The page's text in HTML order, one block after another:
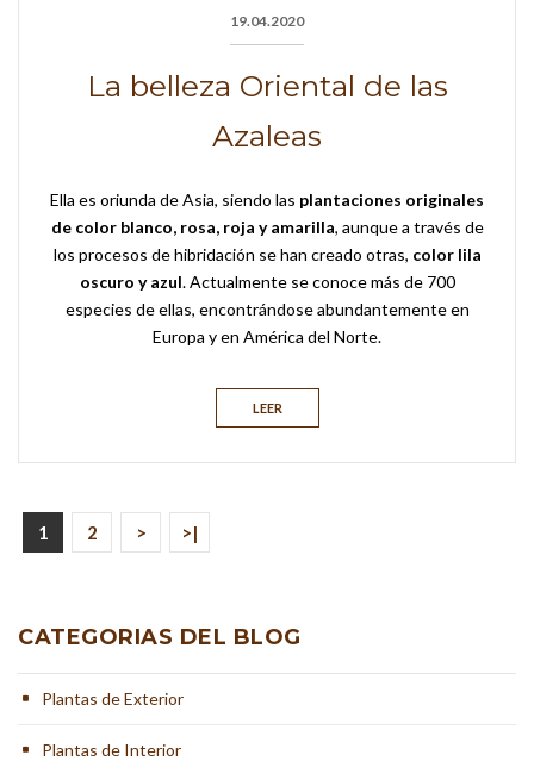
19.04.2020
La belleza Oriental de las
Azaleas
Ella es oriunda de Asia, siendo las plantaciones originales
de color blanco, rosa, roja y amarilla, aunque a través de
los procesos de hibridación se han creado otras, color lila
oscuro y azul. Actualmente se conoce más de 700
especies de ellas, encontrándose abundantemente en
Europa y en América del Norte.
LEER
1 2 > >|
CATEGORIAS DEL BLOG
Plantas de Exterior
Plantas de Interior